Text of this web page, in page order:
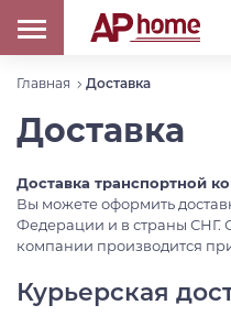
Главная Доставка
Доставка
Доставка транспортной
Вы можете оформить
Федерации и в страны СНГ.
компании производится
Курьерская